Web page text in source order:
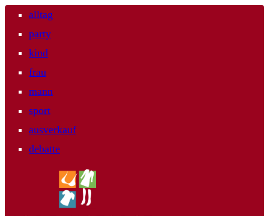
alltag
party
kind
frau
mann
sport
ausverkauf
debatte